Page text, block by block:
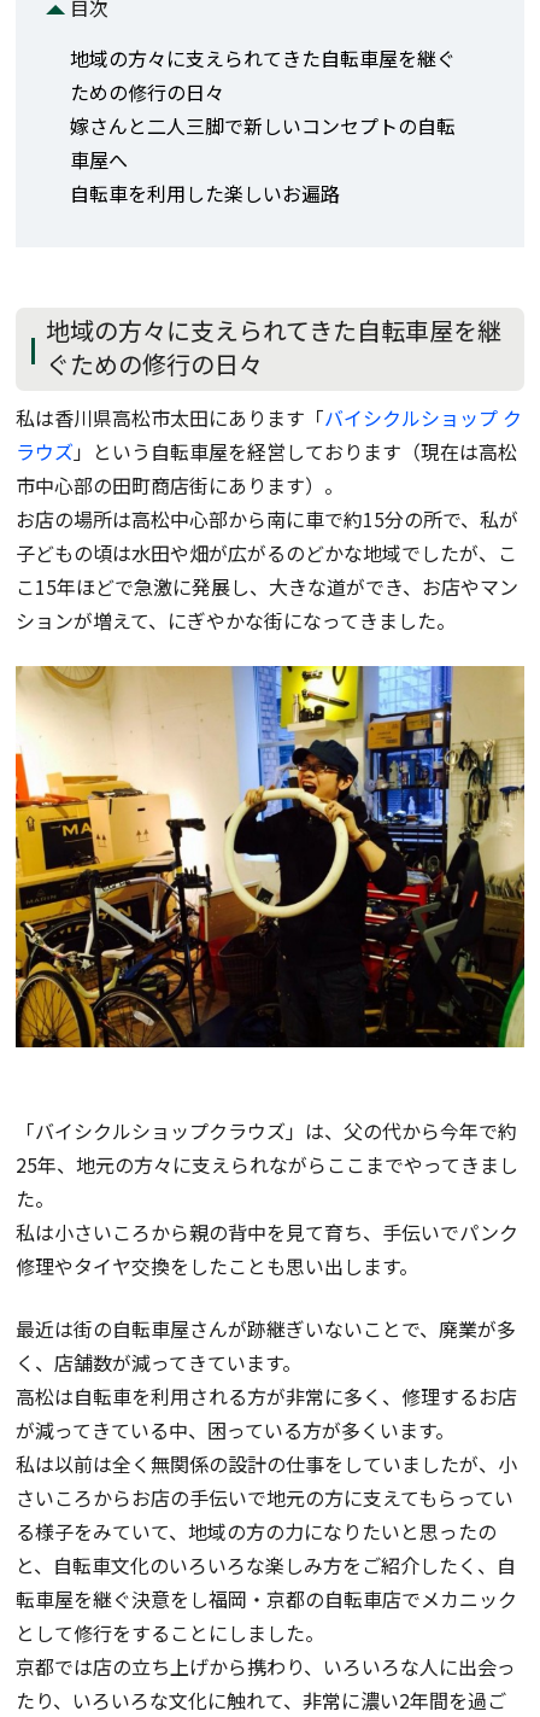
目次
地域の方々に支えられてきた自転車屋を継ぐ
ための修行の日々
嫁さんと二人三脚で新しいコンセプトの自転
車屋へ
自転車を利用した楽しいお遍路
地域の方々に支えられてきた自転車屋を継
ぐための修行の日々
私は香川県高松市太田にあります「バイシクルショップ ク
ラウズ 」という自転車屋を経営しております（現在は高松
市中心部の田町商店街にあります）。
お店の場所は高松中心部から南に車で約15分の所で、私が
子どもの頃は水田や畑が広がるのどかな地域でしたが、こ
こ15年ほどで急激に発展し、大きな道ができ、お店やマン
ションが増えて、にぎやかな街になってきました。
「バイシクルショップクラウズ」は、父の代から今年で約
25年、地元の方々に支えられながらここまでやってきまし
た。
私は小さいころから親の背中を見て育ち、手伝いでパンク
修理やタイヤ交換をしたことも思い出します。
最近は街の自転車屋さんが跡継ぎいないことで、廃業が多
く、店舗数が減ってきています。
高松は自転車を利用される方が非常に多く、修理するお店
が減ってきている中、困っている方が多くいます。
私は以前は全く無関係の設計の仕事をしていましたが、小
さいころからお店の手伝いで地元の方に支えてもらってい
る様子をみていて、地域の方の力になりたいと思ったの
と、自転車文化のいろいろな楽しみ方をご紹介したく、自
転車屋を継ぐ決意をし福岡・京都の自転車店でメカニック
として修行をすることにしました。
京都では店の立ち上げから携わり、いろいろな人に出会っ
たり、いろいろな文化に触れて、非常に濃い2年間を過ご